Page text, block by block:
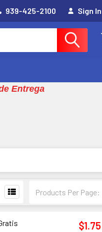
939-425-2100 Sign In
Entrega
Products Per Page:
$1.75